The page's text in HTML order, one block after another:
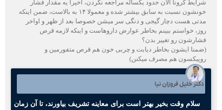
شرایط کرونا الان حدود یکساله مراجعه نکردن، اخیرا یه مقدار فشار
خونشون نسبت به سابق بیشتر شده و معمولا ۱۴ به بالاست، ضمن اینکه
مدتی هست دچار گیجی و دنگی سر میشن خصوصا بعد از ظهر و اواخر
روز، خواستم ببینم بخاطر عوارض داروهاست و اینکه لازمه قرص
فشارشون رو تغییر بدن؟
(ضمنا ایشون بخاطر دیابت و چربی خون هم قرص متفورمین و
روپیکسون هم مصرف میکنن)
دکتر خلیل فروزان نیا
سلام وقت بخیر بهتر است برای معاینه تشریف بیاورند، تا آن زمان